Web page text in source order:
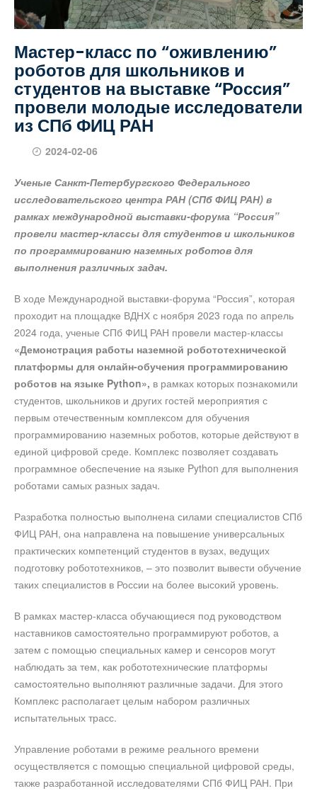
Мастер-класс по “оживлению”
роботов для школьников и
студентов на выставке “Россия”
провели молодые исследователи
из СПб ФИЦ РАН
2024-02-06
Ученые Санкт-Петербургского Федерального
исследовательского центра РАН (СПб ФИЦ РАН) в
рамках международной выставки-форума “Россия”
провели мастер-классы для студентов и школьников
по программированию наземных роботов для
выполнения различных задач.
В ходе Международной выставки-форума “Россия”, которая
проходит на площадке ВДНХ с ноября 2023 года по апрель
2024 года, ученые СПб ФИЦ РАН провели мастер-классы
«Демонстрация работы наземной робототехнической
платформы для онлайн-обучения программированию
роботов на языке Python», в рамках которых познакомили
студентов, школьников и других гостей мероприятия с
первым отечественным комплексом для обучения
программированию наземных роботов, которые действуют в
единой цифровой среде. Комплекс позволяет создавать
программное обеспечение на языке Python для выполнения
роботами самых разных задач.
Разработка полностью выполнена силами специалистов СПб
ФИЦ РАН, она направлена на повышение универсальных
практических компетенций студентов в вузах, ведущих
подготовку робототехников, – это позволит вывести обучение
таких специалистов в России на более высокий уровень.
В рамках мастер-класса обучающиеся под руководством
наставников самостоятельно программируют роботов, а
затем с помощью специальных камер и сенсоров могут
наблюдать за тем, как робототехнические платформы
самостоятельно выполняют различные задачи. Для этого
Комплекс располагает целым набором различных
испытательных трасс.
Управление роботами в режиме реального времени
осуществляется с помощью специальной цифровой среды,
также разработанной исследователями СПб ФИЦ РАН. При